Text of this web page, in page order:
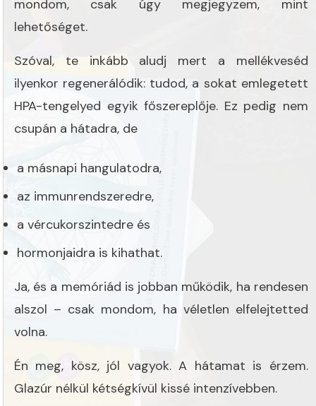
mondom, csak úgy megjegyzem, mint
lehetőséget.
Szóval, te inkább aludj mert a mellékveséd
ilyenkor regenerálódik: tudod, a sokat emlegetett
HPA-tengelyed egyik főszereplője. Ez pedig nem
csupán a hátadra, de
a másnapi hangulatodra,
az immunrendszeredre,
a vércukorszintedre és
hormonjaidra is kihathat.
Ja, és a memóriád is jobban működik, ha rendesen
alszol – csak mondom, ha véletlen elfelejtetted
volna.
Én meg, kösz, jól vagyok. A hátamat is érzem.
Glazúr nélkül kétségkívül kissé intenzívebben.